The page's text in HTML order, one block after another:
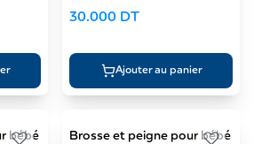
7/406_pin2
30.000 DT
Ajouter au panier
bébé
Brosse et peigne pour bébé